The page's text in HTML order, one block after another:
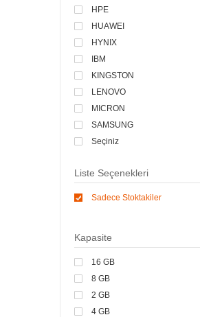
HPE
HUAWEI
HYNIX
IBM
KINGSTON
LENOVO
MICRON
SAMSUNG
Seçiniz
Liste Seçenekleri
Sadece Stoktakiler
Kapasite
16 GB
8 GB
2 GB
4 GB